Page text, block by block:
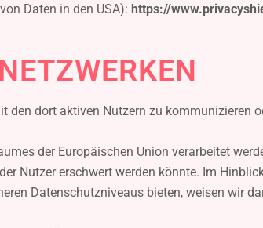
Daten in den USA): https://
den dort aktiven Nutzern zu kommunizieren
der Europäischen Union verarbeitet
Nutzer erschwert werden könnte. Im
Datenschutzniveaus bieten, weisen wir